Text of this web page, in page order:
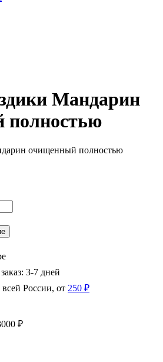
Мандарин
3-7 дней
России, от 250 ₽
₽